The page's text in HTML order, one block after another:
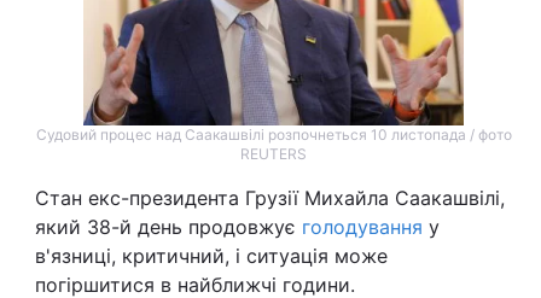
Наука
Техно і зв'язок Лайт
Зброя Інциденти
Цікавинки Погода
Екологія Регіони
Судовий процес над Саакашвілі розпочнеться 10 листопада / фото
REUTERS
Стан екс-президента Грузії Михайла Саакашвілі,
який 38-й день продовжує голодування у
в'язниці, критичний, і ситуація може
погіршитися в найближчі години.